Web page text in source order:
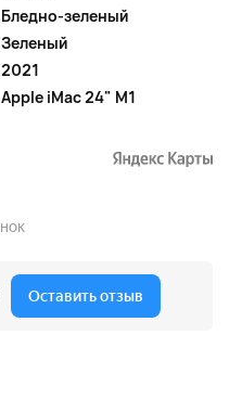
Бледно-зеленый
Зеленый
2021
Apple iMac 24" M1